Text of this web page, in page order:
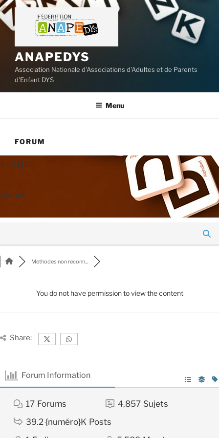
Aller
au
contenu
ANAPEDYS
Association Nationale d'Associations d'Adultes et de Parents
d'Enfant DYS
Menu
FORUM
Forum
Faurum
Methodes non reconn...
You do not have permission to view the content
Share:
Forum Information
17 Forums 4,857 Sujets
39.2 {numéro}K Posts